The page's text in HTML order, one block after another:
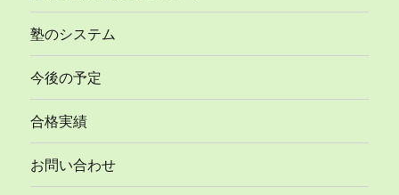
塾のシステム
今後の予定
合格実績
お問い合わせ